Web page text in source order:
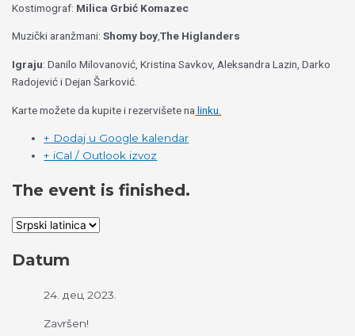
Kostimograf: Milica Grbić Komazec
Muzički aranžmani:Shomy boy,The Higlanders
Igraju: Danilo Milovanović, Kristina Savkov, Aleksandra Lazin, Darko
Radojević i Dejan Šarković.
Karte možete da kupite i rezervišete na linku.
+ Dodaj u Google kalendar
+ iCal / Outlook izvoz
The event is finished.
Datum
24. дец 2023.
Završen!